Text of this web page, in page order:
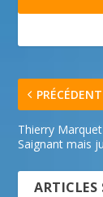
PRÉCÉDENT
Thierry
Saignant mais
ARTICLES